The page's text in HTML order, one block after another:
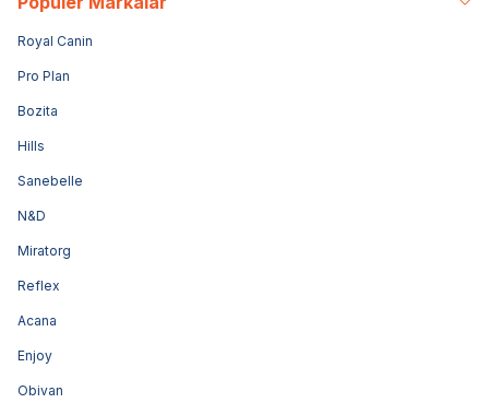
Royal Canin
Pro Plan
Bozita
Hills
Sanebelle
N&D
Miratorg
Reflex
Acana
Enjoy
Obivan